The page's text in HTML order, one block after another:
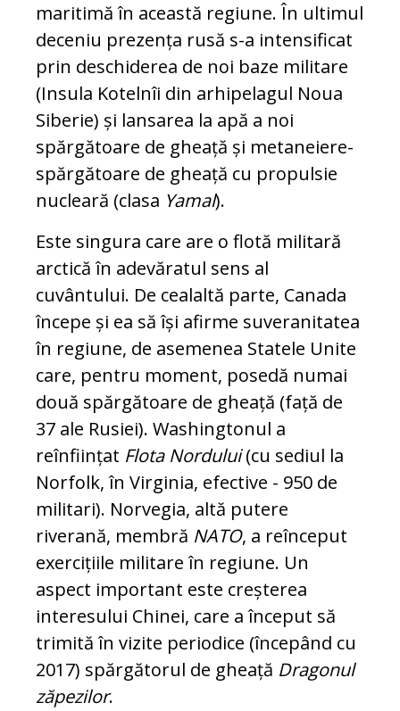
maritimă în această regiune. În ultimul
deceniu prezența rusă s-a intensificat
prin deschiderea de noi baze militare
(Insula Kotelnîi din arhipelagul Noua
Siberie) și lansarea la apă a noi
spărgătoare de gheață și metaneiere-
spărgătoare de gheață cu propulsie
nucleară (clasa Yamal).
Este singura care are o flotă militară
arctică în adevăratul sens al
cuvântului. De cealaltă parte, Canada
începe și ea să își afirme suveranitatea
în regiune, de asemenea Statele Unite
care, pentru moment, posedă numai
două spărgătoare de gheață (față de
37 ale Rusiei). Washingtonul a
reînființat Flota Nordului(cu sediul la
Norfolk, în Virginia, efective - 950 de
militari). Norvegia, altă putere
riverană, membră NATO, a reînceput
exercițiile militare în regiune. Un
aspect important este creșterea
interesului Chinei, care a început să
trimită în vizite periodice (începând cu
2017) spărgătorul de gheață Dragonul
zăpezilor.